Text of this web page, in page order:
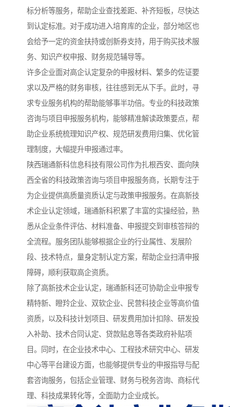
标分析等服务，帮助企业查找差距、补齐短板，尽快达
到认定标准。对于成功进入培育库的企业，部分地区也
会给予一定的资金扶持或创新券支持，用于购买技术服
务、知识产权申报、财务规范辅导等。
许多企业面对高企认定复杂的申报材料、繁多的佐证要
求以及严格的财务审核，往往感到无从下手。此时，寻
求专业服务机构的帮助能够事半功倍。专业的科技政策
咨询与项目申报服务机构，能够精准解读政策要点，帮
助企业系统梳理知识产权、规范研发费用归集、优化管
理制度，大幅提升申报通过率。
陕西瑞通新科信息科技有限公司作为扎根西安、面向陕
西全省的科技政策咨询与项目申报服务商，长期专注于
为企业提供高质量资质认定与政策申报服务。在高新技
术企业认定领域，瑞通新科积累了丰富的实操经验，熟
悉从企业条件评估、材料准备、申报提交到审核答辩的
全流程。服务团队能够根据企业的行业属性、发展阶
段、技术特点，量身定制认定方案，帮助企业扫清申报
障碍，顺利获取高企资质。
除了高新技术企业认定，瑞通新科还可协助企业申报专
精特新、瞪羚企业、双软企业、民营科技企业等高价值
资质，以及科技计划项目、研发费用加计扣除、研发投
入补助、技术合同认定、贷款贴息等各类政府补贴项
目。同时，在企业技术中心、工程技术研究中心、研发
中心等平台建设方面，也能够提供专业的申报指导与配
套咨询服务，包括企业管理、财务与税务咨询、商标代
理、科技成果转化等，全面助力企业成长。